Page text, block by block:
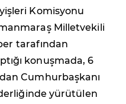
Komisyonu
Milletvekili
tarafından
konuşmada, 6
Cumhurbaşkanı
yürütülen